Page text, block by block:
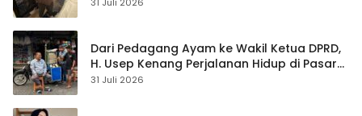
Dari Pedagang Ayam ke Wakil Ketua DPRD,
H. Usep Kenang Perjalanan Hidup di Pasar
Cisaat
31 Juli 2026